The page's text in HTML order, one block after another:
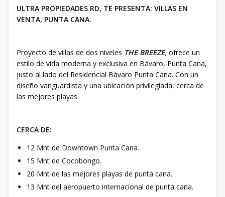
ULTRA PROPIEDADES RD, TE PRESENTA: VILLAS EN
VENTA, PUNTA CANA.
Proyecto de villas de dos niveles THE BREEZE, ofrece un
estilo de vida moderna y exclusiva en Bávaro, Punta Cana,
justo al lado del Residencial Bávaro Punta Cana. Con un
diseño vanguardista y una ubicación privilegiada, cerca de
las mejores playas.
CERCA DE:
12 Mnt de Downtown Punta Cana.
15 Mnt de Cocobongo.
20 Mnt de las mejores playas de punta cana.
13 Mnt del aeropuerto internacional de punta cana.